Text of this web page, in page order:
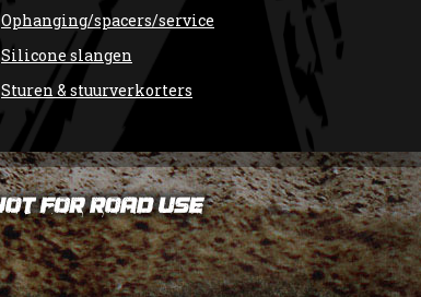
Ophanging/spacers/service
Silicone slangen
Sturen & stuurverkorters